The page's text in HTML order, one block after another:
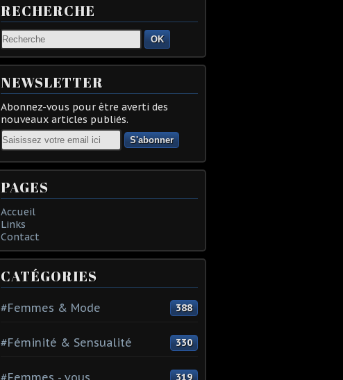
RECHERCHE
OK
NEWSLETTER
Abonnez-vous pour être averti des
nouveaux articles publiés.
Email
PAGES
Accueil
Links
Contact
CATÉGORIES
#Femmes & Mode 388
#Féminité & Sensualité 330
#Femmes - vous 319